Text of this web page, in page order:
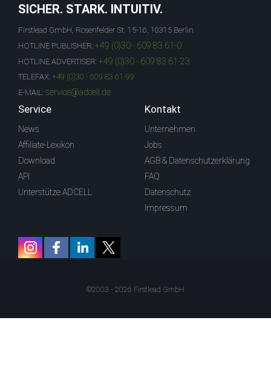
SICHER. STARK. INTUITIV.
Firstlead GmbH, Rosenfelder St. 15-16, 10315 Berlin
HOTLINE PUBLISHER: +49 (0)30 - 609 83 61-0
HOTLINE ADVERTISER: +49 (0)30 - 609 83 61-23
TELEFAX: +49 (0)30 - 609 83 61-99
E-MAIL: service@adcell.de
Service
News
Affiliate-Lexikon
Download
API
Unterstütze ADCELL
Kontakt
Unternehmen
Jobs
AGB & Datenschutzerklärung
FAQ
Datenschutz
Impressum
©2003 - 2026 Firstlead GmbH